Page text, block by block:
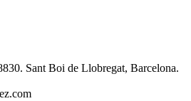
Sant Boi de Llobregat, Barcelona.